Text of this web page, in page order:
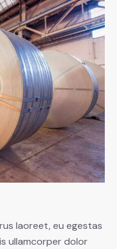
laoreet, eu egestas
ullamcorper dolor